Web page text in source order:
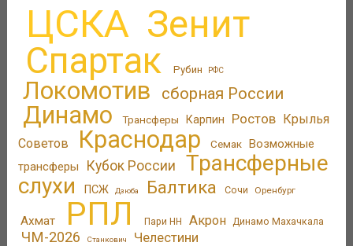
ЦСКА Зенит
Спартак Рубин РФС
Локомотив сборная России
Динамо Трансферы Карпин Ростов Крылья
Советов
Краснодар Семак Возможные
трансферы
Кубок России
Трансферные
слухи
ПСЖ Дзюба Балтика Сочи Оренбург
Ахмат РПЛ Пари НН Акрон Динамо Махачкала
ЧМ-2026 Станкович Челестини